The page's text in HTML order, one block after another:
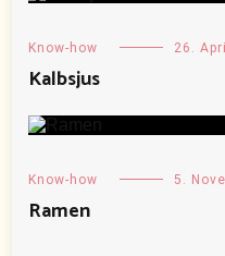
Know-how 26.
Kalbsjus
Know-how 5.
Ramen